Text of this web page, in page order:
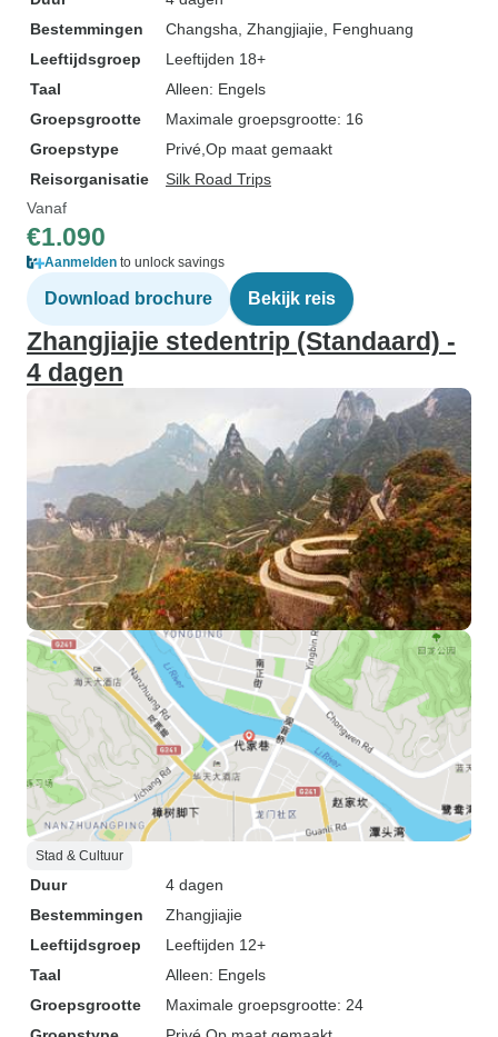
Bestemmingen
Changsha , Zhangjiajie , Fenghuang
Leeftijdsgroep
Leeftijden 18+
Taal
Alleen: Engels
Groepsgrootte
Maximale groepsgrootte: 16
Groepstype
Privé Op maat gemaakt
Reisorganisatie
Silk Road Trips
Vanaf
€1.090
Aanmelden to unlock savings
Download brochure Bekijk reis
Zhangjiajie stedentrip (Standaard) -
4 dagen
Stad & Cultuur
Duur
4 dagen
Bestemmingen
Zhangjiajie
Leeftijdsgroep
Leeftijden 12+
Taal
Alleen: Engels
Groepsgrootte
Maximale groepsgrootte: 24